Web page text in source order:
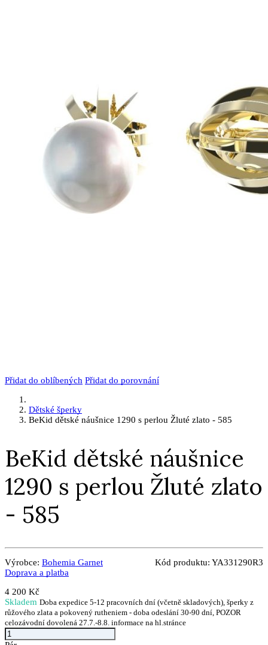
Přidat do oblíbených Přidat do porovnání
Dětské šperky
BeKid dětské náušnice 1290 s perlou Žluté zlato - 585
BeKid dětské náušnice
1290 s perlou Žluté zlato
- 585
Výrobce: Bohemia Garnet Kód produktu: YA331290R3
Doprava a platba
4 200 Kč
Skladem Doba expedice 5-12 pracovních dní (včetně skladových), šperky z
růžového zlata a pokovený rutheniem - doba odeslání 30-90 dní, POZOR
celozávodní dovolená 27.7.-8.8. informace na hl.stránce